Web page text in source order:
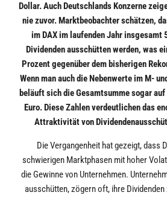
Dollar. Auch Deutschlands Konzerne
nie zuvor. Marktbeobachter schätzen,
im DAX im laufenden Jahr insgesamt
Dividenden ausschütten werden, was
Prozent gegenüber dem bisherigen
Wenn man auch die Nebenwerte im M-
beläuft sich die Gesamtsumme sogar
Euro. Diese Zahlen verdeutlichen das
Attraktivität von
Die Vergangenheit hat gezeigt, dass
schwierigen Marktphasen mit hoher
die Gewinne von Unternehmen.
ausschütten, zögern oft, ihre